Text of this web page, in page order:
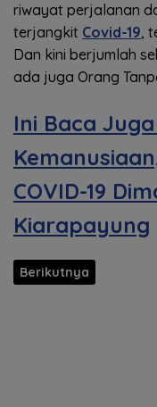
riwayat perjalanan
terjangkit Covid-19,
Dan kini berjumlah
ada juga Orang
Ini Baca
COVID-19
Kiarapayung
Berikutnya